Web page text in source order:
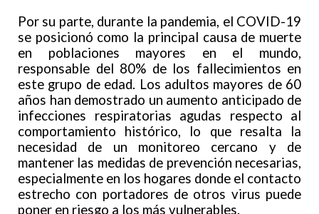
Por su parte, durante la pandemia, el COVID-19
se posicionó como la principal causa de muerte
en poblaciones mayores en el mundo,
responsable del 80% de los fallecimientos en
este grupo de edad. Los adultos mayores de 60
años han demostrado un aumento anticipado de
infecciones respiratorias agudas respecto al
comportamiento histórico, lo que resalta la
necesidad de un monitoreo cercano y de
mantener las medidas de prevención necesarias,
especialmente en los hogares donde el contacto
estrecho con portadores de otros virus puede
poner en riesgo a los más vulnerables.